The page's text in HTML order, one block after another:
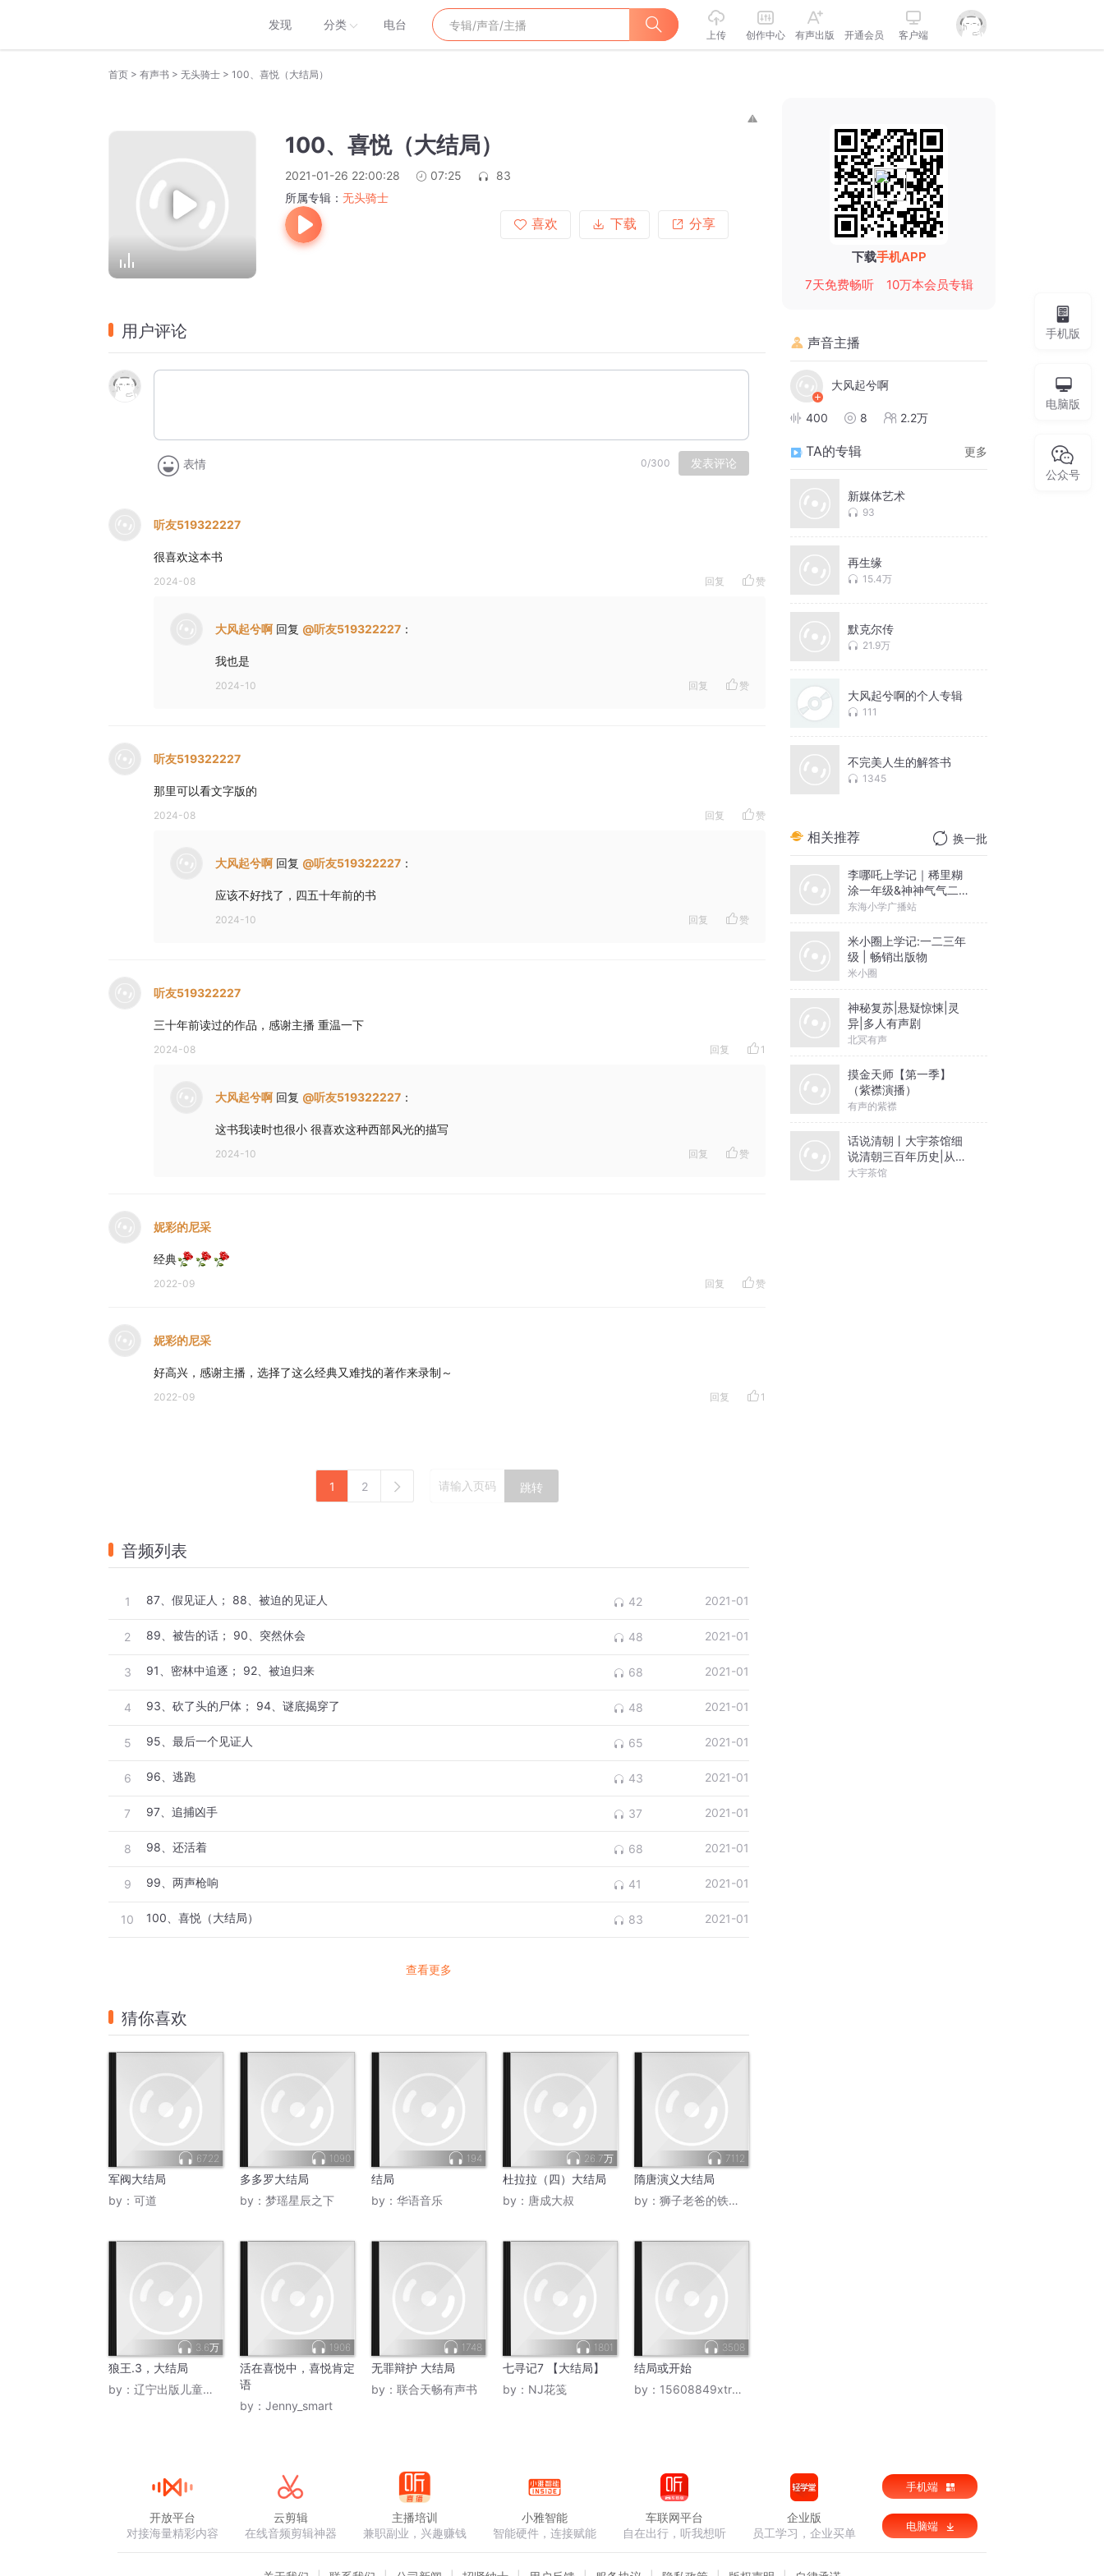
发现 分类 电台
上传 创作中心 有声出版 开通会员 客户端
首页 > 有声书 > 无头骑士 > 100、喜悦（大结局）
100、喜悦（大结局）
2021-01-26 22:00:28 07:25
83
所属专辑： 无头骑士
喜欢
下载 分享
用户评论
表情 0/300 发表评论
听友519322227
很喜欢这本书
2024-08 回复 赞
大风起兮啊 回复 @听友519322227 ：
我也是
2024-10 回复 赞
听友519322227
那里可以看文字版的
2024-08 回复 赞
大风起兮啊 回复 @听友519322227 ：
应该不好找了，四五十年前的书
2024-10 回复 赞
听友519322227
三十年前读过的作品，感谢主播 重温一下
2024-08 回复 1
大风起兮啊 回复 @听友519322227 ：
这书我读时也很小 很喜欢这种西部风光的描写
2024-10 回复 赞
妮彩的尼采
经典
2022-09 回复 赞
妮彩的尼采
好高兴，感谢主播，选择了这么经典又难找的著作来录制～
2022-09 回复 1
1 2 跳转
音频列表
1 87、假见证人； 88、被迫的见证人 42 2021-01
2 89、被告的话； 90、突然休会 48 2021-01
3 91、密林中追逐； 92、被迫归来 68 2021-01
4 93、砍了头的尸体； 94、谜底揭穿了 48 2021-01
5 95、最后一个见证人 65 2021-01
6 96、逃跑 43 2021-01
7 97、追捕凶手 37 2021-01
8 98、还活着 68 2021-01
9 99、两声枪响 41 2021-01
10 100、喜悦（大结局） 83 2021-01
查看更多
猜你喜欢
6722
军阀大结局
by： 可道
1090
多多罗大结局
by： 梦瑶星辰之下
194
结局
by： 华语音乐
26.7万
杜拉拉（四）大结局
by： 唐成大叔
7112
隋唐演义大结局
by： 狮子老爸的铁杆粉丝
3.6万
狼王.3，大结局
by： 辽宁出版儿童频道
1906
活在喜悦中，喜悦肯定
语
by： Jenny_smart
1748
无罪辩护 大结局
by： 联合天畅有声书
1801
七寻记7 【大结局】
by： NJ花笺
3508
结局或开始
by： 15608849xtr虹雪松花
下载手机APP
7天免费畅听
10万本会员专辑
声音主播
大风起兮啊
400 8 2.2万
TA的专辑 更多
新媒体艺术
93
再生缘
15.4万
默克尔传
21.9万
大风起兮啊的个人专辑
111
不完美人生的解答书
1345
相关推荐 换一批
李哪吒上学记｜稀里糊
涂一年级&神神气气二年
级
东海小学广播站
米小圈上学记:一二三年
级 | 畅销出版物
米小圈
神秘复苏|悬疑惊悚|灵
异|多人有声剧
北冥有声
摸金天师【第一季】
（紫襟演播）
有声的紫襟
话说清朝丨大宇茶馆细
说清朝三百年历史|从努
尔哈赤到末代皇帝溥仪|
大宇茶馆
手机版
电脑版
公众号
开放平台
对接海量精彩内容
云剪辑
在线音频剪辑神器
主播培训
兼职副业，兴趣赚钱
小雅智能
智能硬件，连接赋能
车联网平台
自在出行，听我想听
企业版
员工学习，企业买单
手机端
电脑端